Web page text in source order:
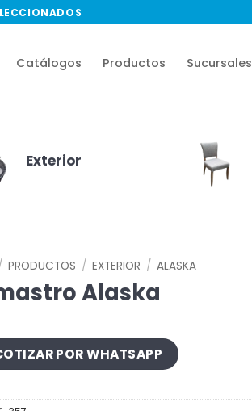
Catálogos Productos Sucursales
Exterior
PRODUCTOS / EXTERIOR / ALASKA
Alaska
POR WHATSAPP